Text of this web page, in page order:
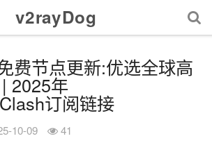
v2rayDog
费节点更新:优选全球高
2025年
订阅链接
10-09 41